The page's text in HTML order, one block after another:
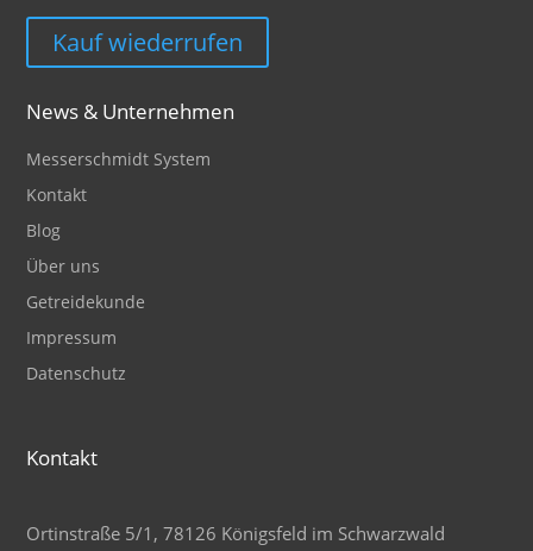
Kauf wiederrufen
News & Unternehmen
Messerschmidt System
Kontakt
Blog
Über uns
Getreidekunde
Impressum
Datenschutz
Kontakt
Ortinstraße 5/1, 78126 Königsfeld im Schwarzwald